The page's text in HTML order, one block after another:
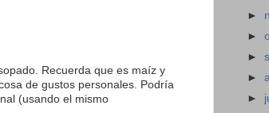
Recuerda que es maíz y
de gustos personales. Podría
(usando el mismo
►
►
►
►
►